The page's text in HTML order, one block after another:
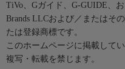
TiVo、Gガイド、G-GUIDE、
Brands LLCおよび／またはそ
たは登録商標です。
このホームページに掲載して
複写・転載を禁じます。